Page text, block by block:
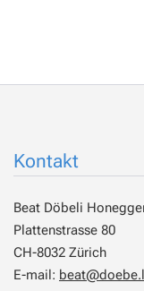
Kontakt
Beat Döbeli
Plattenstrasse 80
CH-8032 Zürich
E-mail: